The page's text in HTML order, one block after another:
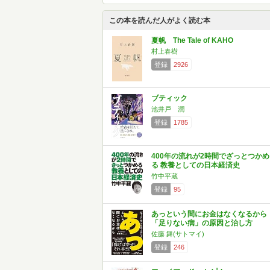
この本を読んだ人がよく読む本
夏帆 The Tale of KAHO
村上春樹
登録
2926
ブティック
池井戸 潤
登録
1785
400年の流れが2時間でざっとつかめ
る 教養としての日本経済史
竹中平蔵
登録
95
あっという間にお金はなくなるから
「足りない病」の原因と治し方
佐藤 舞(サトマイ)
登録
246